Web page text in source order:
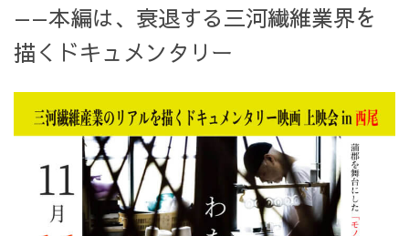
——本編は、衰退する三河繊維業界を
描くドキュメンタリー